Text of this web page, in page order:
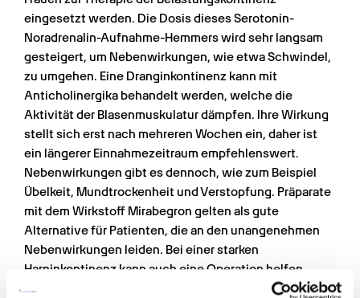
eingesetzt werden. Die Dosis dieses Serotonin-
Noradrenalin-Aufnahme-Hemmers wird sehr langsam
gesteigert, um Nebenwirkungen, wie etwa Schwindel,
zu umgehen. Eine Dranginkontinenz kann mit
Anticholinergika behandelt werden, welche die
Aktivität der Blasenmuskulatur dämpfen. Ihre Wirkung
stellt sich erst nach mehreren Wochen ein, daher ist
ein längerer Einnahmezeitraum empfehlenswert.
Nebenwirkungen gibt es dennoch, wie zum Beispiel
Übelkeit, Mundtrockenheit und Verstopfung. Präparate
mit dem Wirkstoff Mirabegron gelten als gute
Alternative für Patienten, die an den unangenehmen
Nebenwirkungen leiden. Bei einer starken
Harninkontinenz kann auch eine Operation helfen,
sollte aber immer die letzte Option sein. Bei Männern